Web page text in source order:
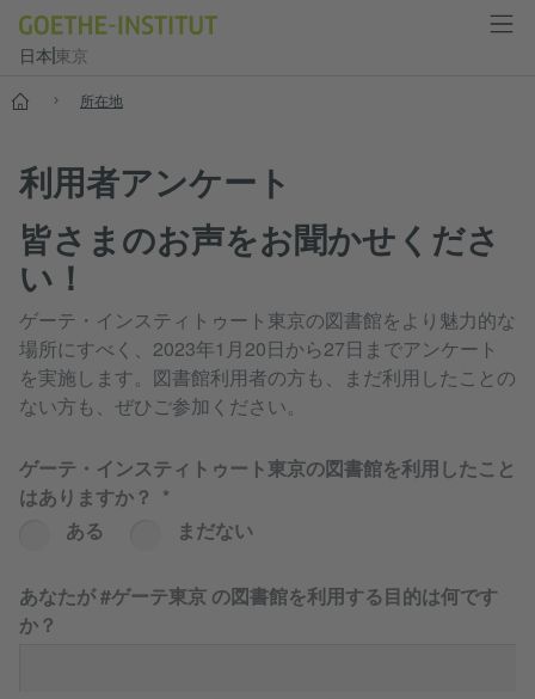
日本 東京
スタート 所在地
利用者アンケート
皆さまのお声をお聞かせくださ
い！
ゲーテ・インスティトゥート東京の図書館をより魅力的な
場所にすべく、2023年1月20日から27日までアンケート
を実施します。図書館利用者の方も、まだ利用したことの
ない方も、ぜひご参加ください。
ゲーテ・インスティトゥート東京の図書館を利用したこと
はありますか？
ある
まだない
あなたが #ゲーテ東京 の図書館を利用する目的は何です
か？